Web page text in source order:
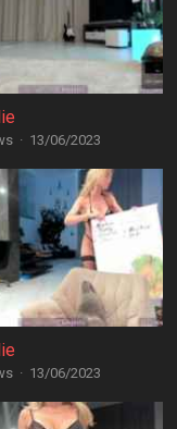
· 13/06/2023
· 13/06/2023